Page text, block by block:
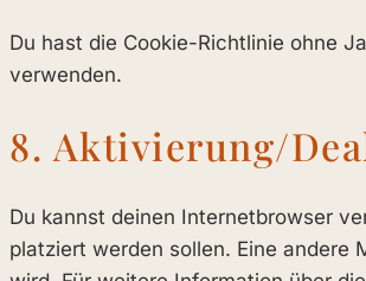
Du hast die Cookie-Richtlinie ohne
verwenden.
8. Aktivierung/
Du kannst deinen Internetbrowser
platziert werden sollen. Eine andere